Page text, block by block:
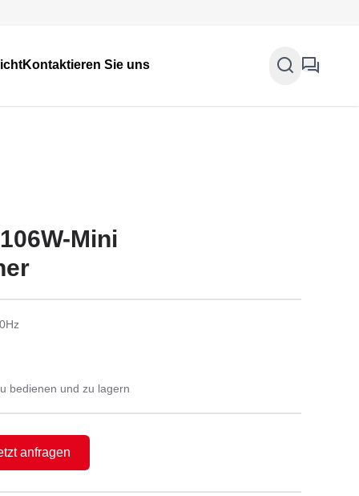
Kontaktieren Sie uns
Mini
bedienen und zu lagern
anfragen